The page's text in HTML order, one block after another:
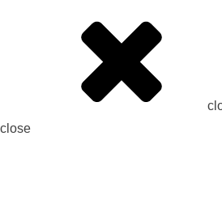
close